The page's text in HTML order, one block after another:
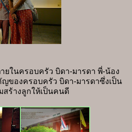
ยในครอบครัว บิดา-มารดา พี่-น้อง
ของครอบครัว บิดา-มารดาซึ่งเป็น
สร้างลูกให้เป็นคนดี